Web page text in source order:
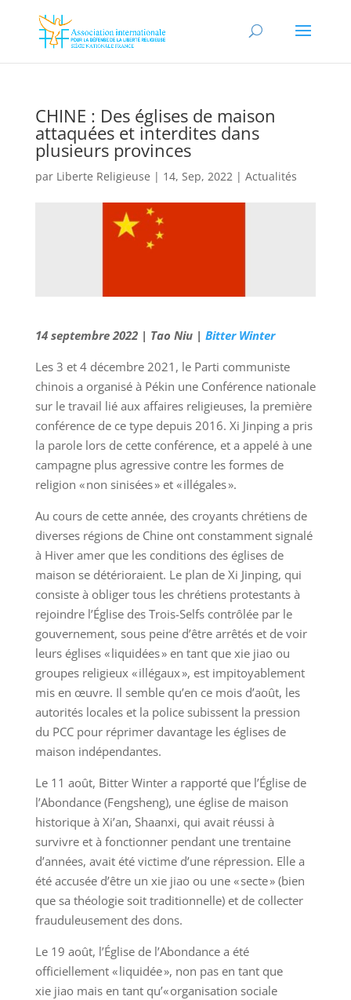
CHINE : Des églises de maison
attaquées et interdites dans
plusieurs provinces
par Liberte Religieuse | 14, Sep, 2022| Actualités
14 septembre 2022 | Tao Niu | Bitter Winter
Les 3 et 4 décembre 2021, le Parti communiste
chinois a organisé à Pékin une Conférence nationale
sur le travail lié aux affaires religieuses, la première
conférence de ce type depuis 2016. Xi Jinping a pris
la parole lors de cette conférence, et a appelé à une
campagne plus agressive contre les formes de
religion « non sinisées » et « illégales ».
Au cours de cette année, des croyants chrétiens de
diverses régions de Chine ont constamment signalé
à Hiver amer que les conditions des églises de
maison se détérioraient. Le plan de Xi Jinping, qui
consiste à obliger tous les chrétiens protestants à
rejoindre l’Église des Trois-Selfs contrôlée par le
gouvernement, sous peine d’être arrêtés et de voir
leurs églises « liquidées » en tant que xie jiao ou
groupes religieux « illégaux », est impitoyablement
mis en œuvre. Il semble qu’en ce mois d’août, les
autorités locales et la police subissent la pression
du PCC pour réprimer davantage les églises de
maison indépendantes.
Le 11 août, Bitter Winter a rapporté que l’Église de
l’Abondance (Fengsheng), une église de maison
historique à Xi’an, Shaanxi, qui avait réussi à
survivre et à fonctionner pendant une trentaine
d’années, avait été victime d’une répression. Elle a
été accusée d’être un xie jiao ou une « secte » (bien
que sa théologie soit traditionnelle) et de collecter
frauduleusement des dons.
Le 19 août, l’Église de l’Abondance a été
officiellement « liquidée », non pas en tant que
xie jiao mais en tant qu’« organisation sociale